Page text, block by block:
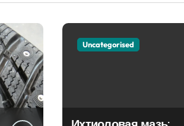
Uncategorised